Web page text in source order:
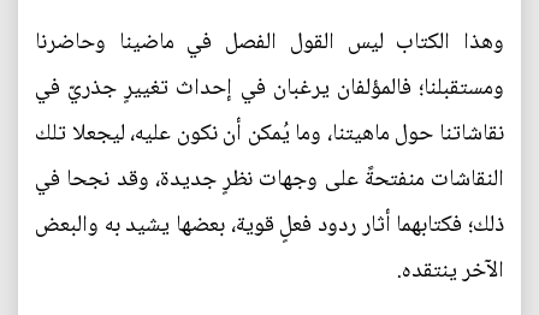
وهذا الكتاب ليس القول الفصل في ماضينا وحاضرنا
ومستقبلنا؛ فالمؤلفان يرغبان في إحداث تغييرٍ جذريّ في
نقاشاتنا حول ماهيتنا، وما يُمكن أن نكون عليه، ليجعلا تلك
النقاشات منفتحةً على وجهات نظرٍ جديدة، وقد نجحا في
ذلك؛ فكتابهما أثار ردود فعلٍ قوية، بعضها يشيد به والبعض
الآخر ينتقده.